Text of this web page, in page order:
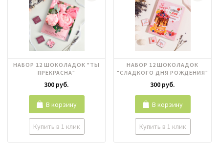
НАБОР 12 ШОКОЛАДОК "ТЫ
ПРЕКРАСНА"
300 руб.
Купить в 1 клик
В корзину
НАБОР 12 ШОКОЛАДОК
"СЛАДКОГО ДНЯ РОЖДЕНИЯ"
300 руб.
Купить в 1 клик
В корзину